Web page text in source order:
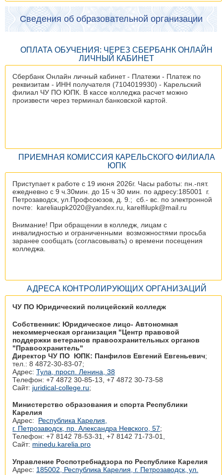
Сведения об образовательной организации
ОПЛАТА ОБУЧЕНИЯ: ЧЕРЕЗ СБЕРБАНК ОНЛАЙН
ЛИЧНЫЙ КАБИНЕТ
Сбербанк Онлайн личный кабинет - Платежи - Платеж по
реквизитам - ИНН получателя (7104019930) - Карельский
филиал ЧУ ПО ЮПК. В кассе колледжа расчет можно
произвести через терминал банковской картой.
ПРИЕМНАЯ КОМИССИЯ КАРЕЛЬСКОГО ФИЛИАЛА
ЮПК
Приступает к работе с 19 июня 2026г. Часы работы: пн.-пят.
ежедневно с 9 ч.30мин. до 15 ч 30 мин. по адресу:185001 г.
Петрозаводск, ул.Профсоюзов, д. 9.; сб.- вс. по электронной
почте: kareliaupk2020@yandex.ru, karelfilupk@mail.ru
Внимание! При обращении в колледж, лицам с
инвалидностью и ограниченными возможностями просьба
заранее сообщать (согласовывать) о времени посещения
колледжа.
АДРЕСА КОНТРОЛИРУЮЩИХ ОРГАНИЗАЦИЙ
ЧУ ПО Юридический полицейский колледж
Собственник: Юридическое лицо- Автономная
некоммерческая организация "Центр правовой
поддержки ветеранов правоохранительных органов
"Правоохранитель"
Директор ЧУ ПО ЮПК: Панфилов Евгений Евгеньевич;
тел.: 8 4872-30-83-07;
Адрес:Тула, просп. Ленина, 38
Телефон: +7 4872 30‑85-13, +7 4872 30‑73-58
Сайт: juridical-college.ru;
Министерство образования и спорта Республики
Карелия
Адрес: Республика Карелия,
г. Петрозаводск, пр. Александра Невского, 57;
Телефон: +7 8142 78‑53-31, +7 8142 71‑73-01,
Сайт: minedu.karelia.pro
Управление Роспотребнадзора по Республике Карелия
Адрес: 185002, Республика Карелия, г. Петрозаводск, ул.